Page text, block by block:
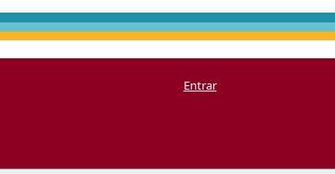
Entrar